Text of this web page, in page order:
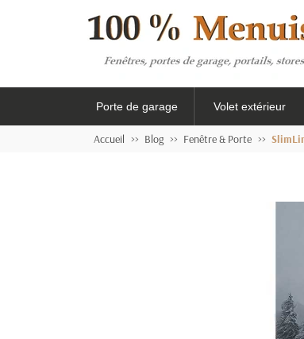
Porte de garage Volet extérieur
Accueil Blog Fenêtre & Porte